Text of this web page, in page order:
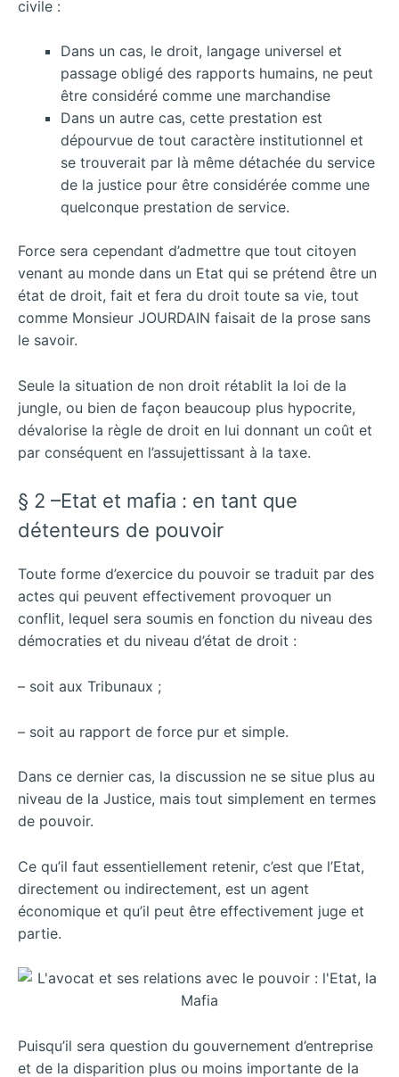
civile :
Dans un cas, le droit, langage universel et
passage obligé des rapports humains, ne peut
être considéré comme une marchandise
Dans un autre cas, cette prestation est
dépourvue de tout caractère institutionnel et
se trouverait par là même détachée du service
de la justice pour être considérée comme une
quelconque prestation de service.
Force sera cependant d’admettre que tout citoyen
venant au monde dans un Etat qui se prétend être un
état de droit, fait et fera du droit toute sa vie, tout
comme Monsieur JOURDAIN faisait de la prose sans
le savoir.
Seule la situation de non droit rétablit la loi de la
jungle, ou bien de façon beaucoup plus hypocrite,
dévalorise la règle de droit en lui donnant un coût et
par conséquent en l’assujettissant à la taxe.
§ 2 –Etat et mafia : en tant que
détenteurs de pouvoir
Toute forme d’exercice du pouvoir se traduit par des
actes qui peuvent effectivement provoquer un
conflit, lequel sera soumis en fonction du niveau des
démocraties et du niveau d’état de droit :
– soit aux Tribunaux ;
– soit au rapport de force pur et simple.
Dans ce dernier cas, la discussion ne se situe plus au
niveau de la Justice, mais tout simplement en termes
de pouvoir.
Ce qu’il faut essentiellement retenir, c’est que l’Etat,
directement ou indirectement, est un agent
économique et qu’il peut être effectivement juge et
partie.
Puisqu’il sera question du gouvernement d’entreprise
et de la disparition plus ou moins importante de la